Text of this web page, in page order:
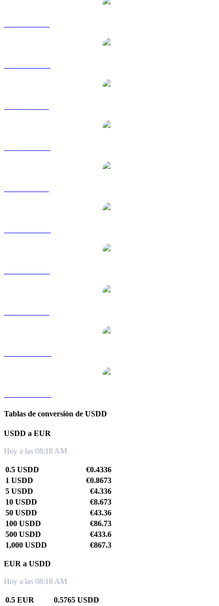
Tablas de conversión de USDD
USDD a EUR
Hoy a las 08:18 AM
0.5 USDD
€0.4336
1 USDD
€0.8673
5 USDD
€4.336
10 USDD
€8.673
50 USDD
€43.36
100 USDD
€86.73
500 USDD
€433.6
1,000 USDD
€867.3
EUR a USDD
Hoy a las 08:18 AM
0.5 EUR
0.5765 USDD